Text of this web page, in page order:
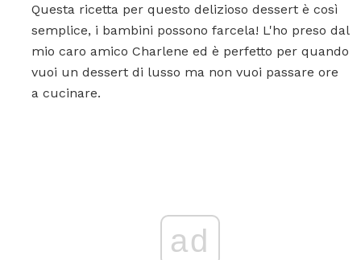
Questa ricetta per questo delizioso dessert è così
semplice, i bambini possono farcela! L'ho preso dal
mio caro amico Charlene ed è perfetto per quando
vuoi un dessert di lusso ma non vuoi passare ore
a cucinare.
ad